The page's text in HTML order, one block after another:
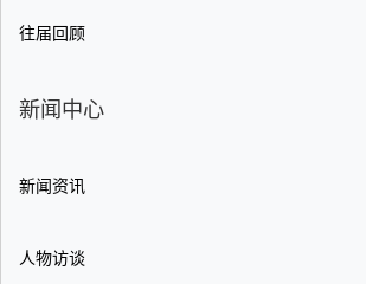
往届回顾
新闻中心
新闻资讯
人物访谈